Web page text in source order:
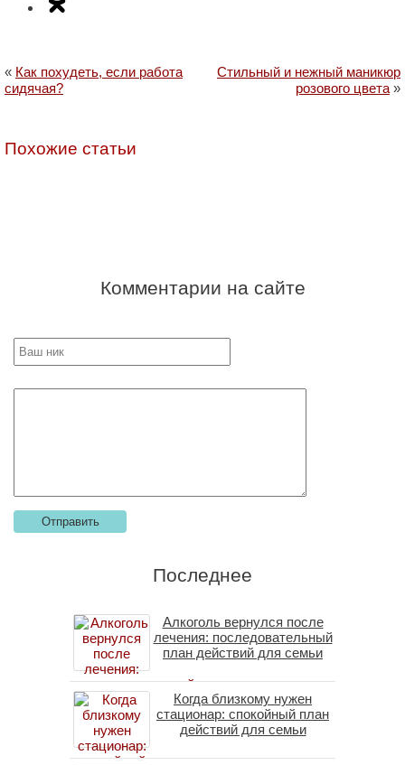
« Как похудеть, если работа
сидячая?
Стильный и нежный маникюр
розового цвета »
Похожие статьи
Комментарии на сайте
Последнее
Алкоголь вернулся после
лечения: последовательный
план действий для семьи
Когда близкому нужен
стационар: спокойный план
действий для семьи